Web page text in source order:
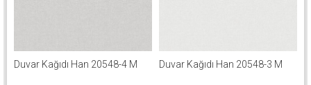
Duvar Kağıdı Han 20548-4 M Duvar Kağıdı Han 20548-3 M